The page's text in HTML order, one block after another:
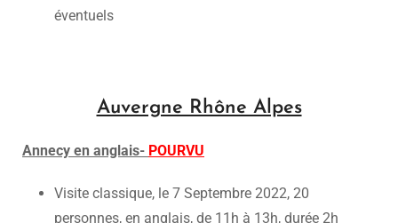
éventuels
Auvergne Rhône Alpes
Annecy en anglais- POURVU
Visite classique, le 7 Septembre 2022, 20
personnes, en anglais, de 11h à 13h, durée 2h